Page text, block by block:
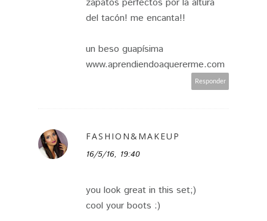
del tacón! me encanta!!
un beso guapísima
www.aprendiendoaquererme.com
Responder
FASHION&MAKEUP
16/5/16, 19:40
you look great in this set;)
cool your boots :)